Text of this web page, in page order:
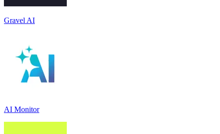
Gravel AI
AI Monitor